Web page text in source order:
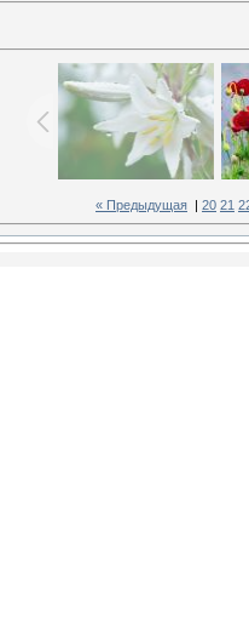
« Предыдущая 20 21